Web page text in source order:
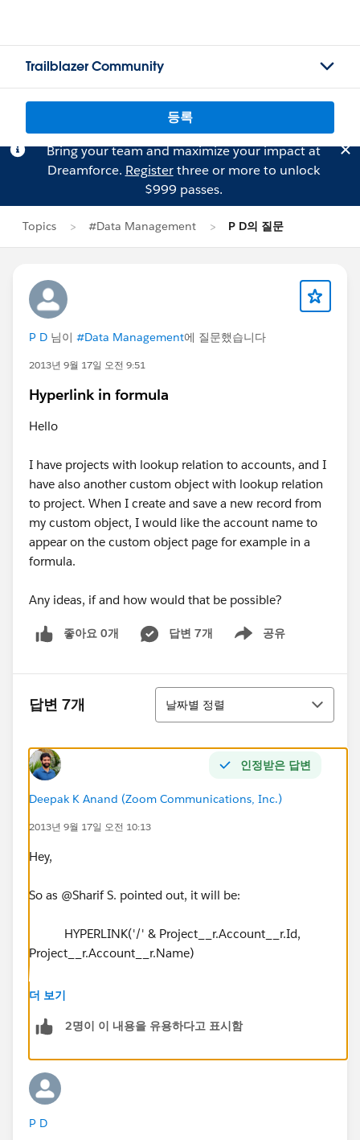
Trailblazer Community
등록
Bring your team and maximize your impact at
Dreamforce. Registerthree or more to unlock
$999 passes.
Topics #Data Management P D의 질문
P D 님이 #Data Management에 질문했습니다
2013년 9월 17일 오전 9:51
Hyperlink in formula
Hello
I have projects with lookup relation to accounts, and I
have also another custom object with lookup relation
to project. When I create and save a new record from
my custom object, I would like the account name to
appear on the custom object page for example in a
formula.
Any ideas, if and how would that be possible?
좋아요 0개 답변 7개 공유
Show menu
답변 7개
정렬
날짜별 정렬
인정받은 답변
Deepak K Anand (‎‎‎‎‎‎Zoom Communications, Inc.)
2013년 9월 17일 오전 10:13
Hey,
So as @Sharif S. pointed out, it will be:
HYPERLINK('/' & Project__r.Account__r.Id,
Project__r.Account__r.Name)
Best,
Deepak
더 보기
2명이 이 내용을 유용하다고 표시함
P D